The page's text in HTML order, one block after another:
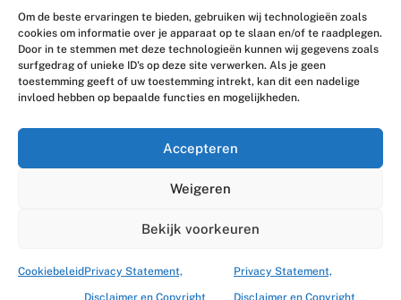
Om de beste ervaringen te bieden, gebruiken wij technologieën zoals
cookies om informatie over je apparaat op te slaan en/of te raadplegen.
Door in te stemmen met deze technologieën kunnen wij gegevens zoals
surfgedrag of unieke ID's op deze site verwerken. Als je geen
toestemming geeft of uw toestemming intrekt, kan dit een nadelige
invloed hebben op bepaalde functies en mogelijkheden.
Accepteren
Weigeren
Bekijk voorkeuren
CookiebeleidPrivacy Statement,
Disclaimer en Copyright
Privacy Statement,
Disclaimer en Copyright
Contact
Houttuinlaan 8
3447 GM Woerden